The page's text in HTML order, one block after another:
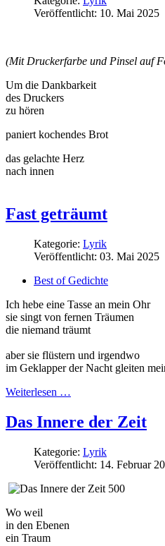
Veröffentlicht: 10. Mai 2025
(Mit Druckerfarbe und Pinsel auf
Um die Dankbarkeit
des Druckers
zu hören
paniert kochendes Brot
das gelachte Herz
nach innen
Fast geträumt
Kategorie: Lyrik
Veröffentlicht: 03. Mai 2025
Best of Gedichte
Ich hebe eine Tasse an mein Ohr
sie singt von fernen Träumen
die niemand träumt
aber sie flüstern und irgendwo
im Geklapper der Nacht gleiten
Weiterlesen …
Das Innere der Zeit
Kategorie: Lyrik
Veröffentlicht: 14. Februar
Wo weil
in den Ebenen
ein Traum